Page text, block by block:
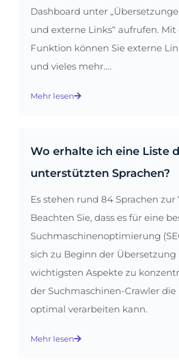
Dashboard unter
und externe Links“ aufrufen. Mit
Funktion können Sie externe
und vieles mehr….
Mehr lesen
Wo erhalte ich eine Liste
unterstützten Sprachen?
Es stehen rund 84 Sprachen zur
Beachten Sie, dass es für eine
Suchmaschinenoptimierung
sich zu Beginn der Übersetzung
wichtigsten Aspekte zu
der Suchmaschinen-Crawler die
optimal verarbeiten kann.
Mehr lesen